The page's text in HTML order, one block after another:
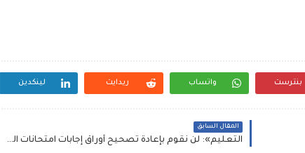
بنترست واتساب ريدايت لينكدين
المقال السابق
التعليم»: لن نقوم بإعادة تصحيح أوراق إجابات امتحانات الثانوية العامة إلا بحكم محكمة